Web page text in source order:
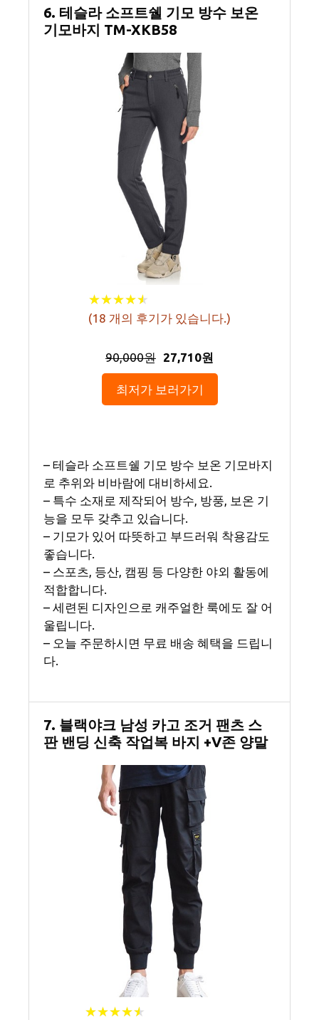
6. 테슬라 소프트쉘 기모 방수 보온
기모바지 TM-XKB58
★★★★★
★★★★★
(18 개의 후기가 있습니다.)
90,000원 27,710원
최저가 보러가기
– 테슬라 소프트쉘 기모 방수 보온 기모바지
로 추위와 비바람에 대비하세요.
– 특수 소재로 제작되어 방수, 방풍, 보온 기
능을 모두 갖추고 있습니다.
– 기모가 있어 따뜻하고 부드러워 착용감도
좋습니다.
– 스포츠, 등산, 캠핑 등 다양한 야외 활동에
적합합니다.
– 세련된 디자인으로 캐주얼한 룩에도 잘 어
울립니다.
– 오늘 주문하시면 무료 배송 혜택을 드립니
다.
7. 블랙야크 남성 카고 조거 팬츠 스
판 밴딩 신축 작업복 바지 +V존 양말
★★★★★
★★★★★